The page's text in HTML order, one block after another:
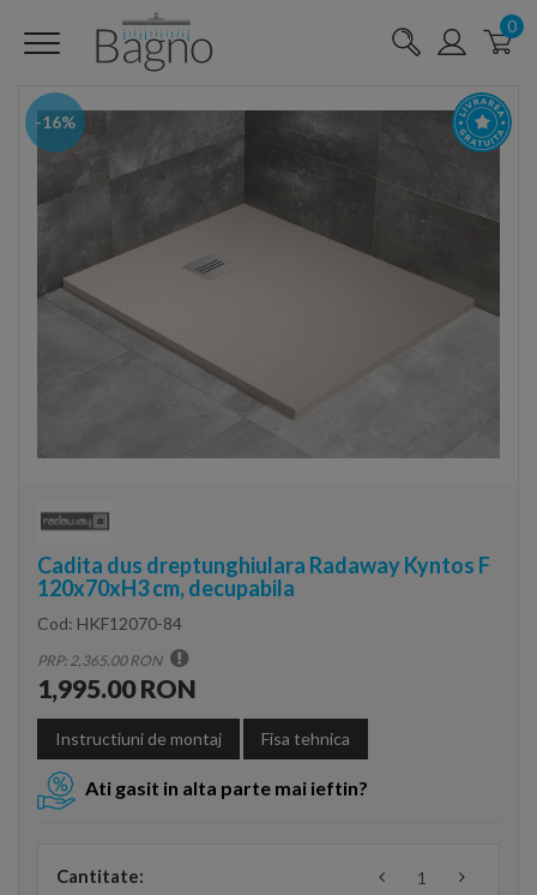
0
-16%
Cadita dus dreptunghiulara Radaway Kyntos F
120x70xH3 cm, decupabila
Cod: HKF12070-84
PRP: 2,365.00 RON
1,995.00 RON
Instructiuni de montaj Fisa tehnica
Ati gasit in alta parte mai ieftin?
Cantitate: